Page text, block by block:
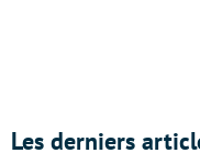
Les derniers